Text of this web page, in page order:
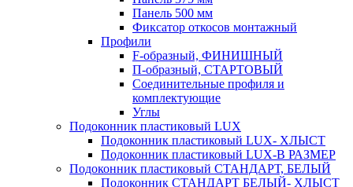
Панель 500 мм
Фиксатор откосов монтажный
Профили
F-образный, ФИНИШНЫЙ
П-образный, СТАРТОВЫЙ
Соединительные профиля и
комплектующие
Углы
Подоконник пластиковый LUX
Подоконник пластиковый LUX- ХЛЫСТ
Подоконник пластиковый LUX-В РАЗМЕР
Подоконник пластиковый СТАНДАРТ, БЕЛЫЙ
Подоконник СТАНДАРТ БЕЛЫЙ- ХЛЫСТ